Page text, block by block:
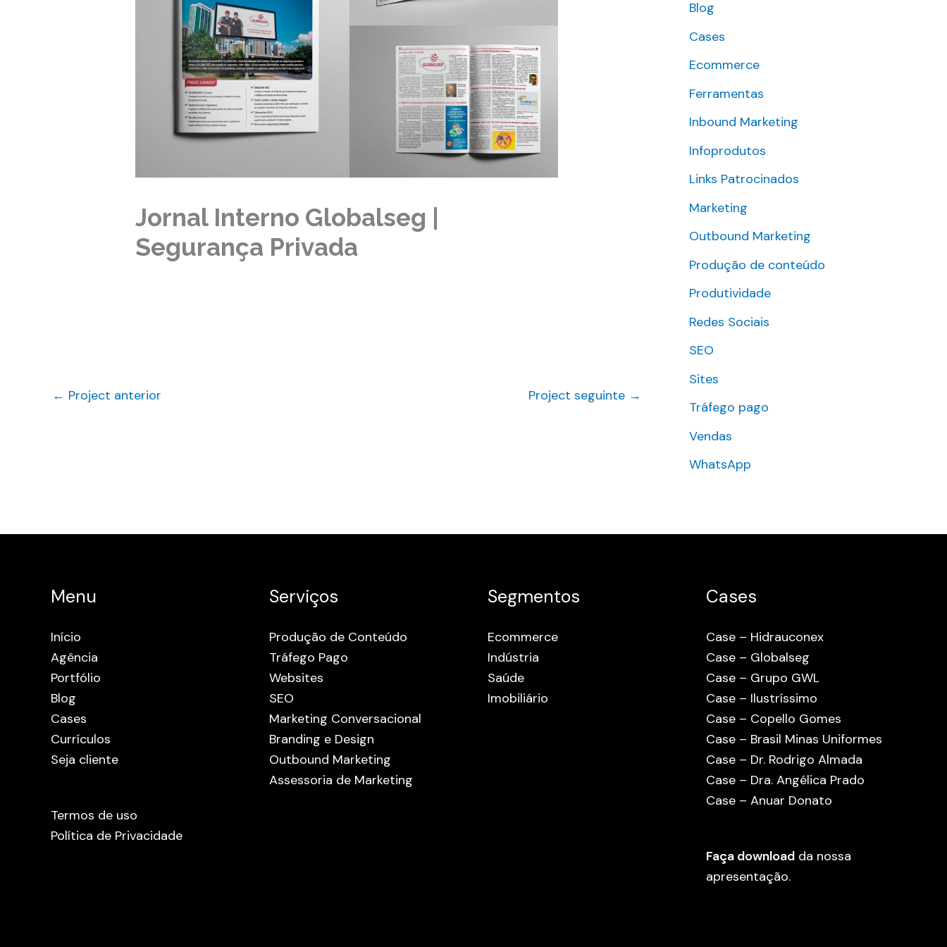
Jornal Interno Globalseg |
Segurança Privada
← Project anterior Project seguinte →
s
a
r
p
Blog
Cases
Ecommerce
Ferramentas
Inbound Marketing
Infoprodutos
Links Patrocinados
Marketing
Outbound Marketing
Produção de conteúdo
Produtividade
Redes Sociais
SEO
Sites
Tráfego pago
Vendas
WhatsApp
Menu
Início
Agência
Portfólio
Blog
Cases
Currículos
Seja cliente
Termos de uso
Política de Privacidade
Serviços
Produção de Conteúdo
Tráfego Pago
Websites
SEO
Marketing Conversacional
Branding e Design
Outbound Marketing
Assessoria de Marketing
Segmentos
Ecommerce
Indústria
Saúde
Imobiliário
Cases
Case – Hidrauconex
Case – Globalseg
Case – Grupo GWL
Case – Ilustríssimo
Case – Copello Gomes
Case – Brasil Minas Uniformes
Case – Dr. Rodrigo Almada
Case – Dra. Angélica Prado
Case – Anuar Donato
Faça download da nossa
apresentação.